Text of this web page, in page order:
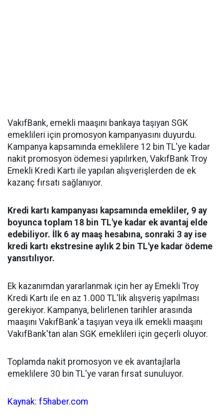
VakıfBank, emekli maaşını bankaya taşıyan SGK
emeklileri için promosyon kampanyasını duyurdu.
Kampanya kapsamında emeklilere 12 bin TL'ye kadar
nakit promosyon ödemesi yapılırken, VakıfBank Troy
Emekli Kredi Kartı ile yapılan alışverişlerden de ek
kazanç fırsatı sağlanıyor.
Kredi kartı kampanyası kapsamında emekliler, 9 ay
boyunca toplam 18 bin TL'ye kadar ek avantaj elde
edebiliyor. İlk 6 ay maaş hesabına, sonraki 3 ay ise
kredi kartı ekstresine aylık 2 bin TL'ye kadar ödeme
yansıtılıyor.
Ek kazanımdan yararlanmak için her ay Emekli Troy
Kredi Kartı ile en az 1.000 TL'lik alışveriş yapılması
gerekiyor. Kampanya, belirlenen tarihler arasında
maaşını VakıfBank'a taşıyan veya ilk emekli maaşını
VakıfBank'tan alan SGK emeklileri için geçerli oluyor.
Toplamda nakit promosyon ve ek avantajlarla
emeklilere 30 bin TL'ye varan fırsat sunuluyor.
Kaynak: f5haber.com